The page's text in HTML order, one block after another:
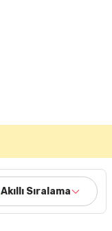
Akıllı Sıralama